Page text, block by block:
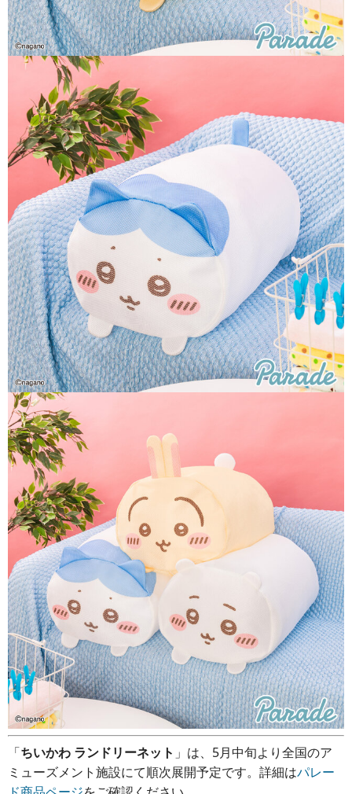
「ちいかわ ランドリーネット 」は、5月中旬より全国のア
ミューズメント施設にて順次展開予定です。詳細はパレー